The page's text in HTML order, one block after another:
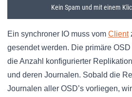
Ein synchroner IO muss vom Client
gesendet werden. Die primäre
die Anzahl konfigurierter
und deren Journalen. Sobald die
Journalen aller OSD’s vorliegen,